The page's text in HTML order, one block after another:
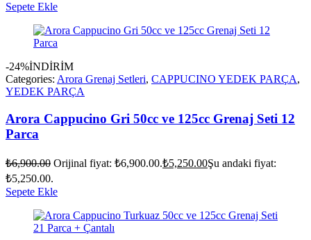
Sepete Ekle
-24%İNDİRİM
Categories: Arora Grenaj Setleri, CAPPUCINO YEDEK PARÇA,
YEDEK PARÇA
Arora Cappucino Gri 50cc ve 125cc Grenaj Seti 12
Parca
₺6,900.00 Orijinal fiyat: ₺6,900.00.₺5,250.00Şu andaki fiyat:
₺5,250.00.
Sepete Ekle